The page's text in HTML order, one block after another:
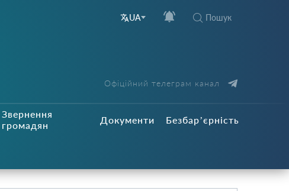
UA Пошук
Офіційний телеграм канал
Звернення
громадян
Документи Безбар’єрність